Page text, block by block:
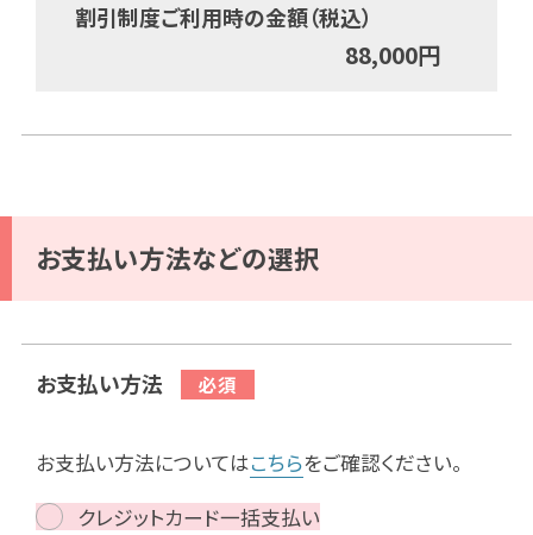
割引制度ご利用時の金額（税込）
88,000円
お支払い方法などの選択
お支払い方法
お支払い方法についてはこちらをご確認ください。
クレジットカード一括支払い